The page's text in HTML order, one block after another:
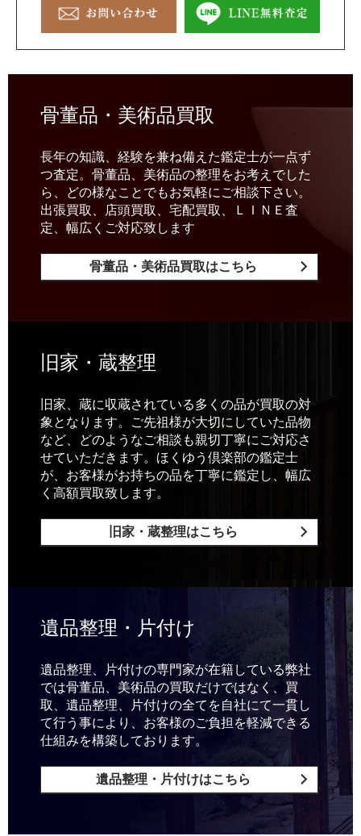
骨董品・美術品買取
長年の知識、経験を兼ね備えた鑑定士が一点ず
つ査定。骨董品、美術品の整理をお考えでした
ら、どの様なことでもお気軽にご相談下さい。
出張買取、店頭買取、宅配買取、ＬＩＮＥ査
定、幅広くご対応致します
骨董品・美術品買取はこちら
旧家・蔵整理
旧家、蔵に収蔵されている多くの品が買取の対
象となります。ご先祖様が大切にしていた品物
など、どのようなご相談も親切丁寧にご対応さ
せていただきます。ほくゆう倶楽部の鑑定士
が、お客様がお持ちの品を丁寧に鑑定し、幅広
く高額買取致します。
旧家・蔵整理はこちら
遺品整理・片付け
遺品整理、片付けの専門家が在籍している弊社
では骨董品、美術品の買取だけではなく、買
取、遺品整理、片付けの全てを自社にて一貫し
て行う事により、お客様のご負担を軽減できる
仕組みを構築しております。
遺品整理・片付けはこちら